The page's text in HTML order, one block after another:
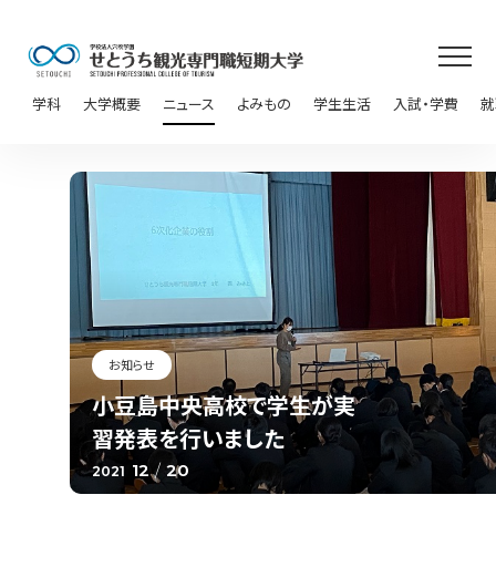
学科 大学概要 ニュース よみもの 学生生活 入試・学費
お知らせ
小豆島中央高校で学生が実
習発表を行いました
2021 12 / 20